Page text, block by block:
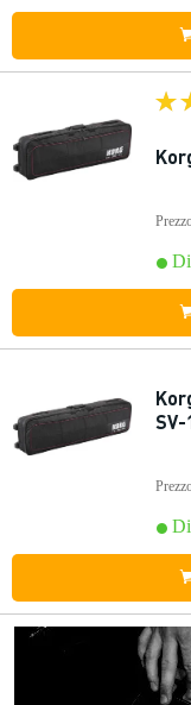
SV-